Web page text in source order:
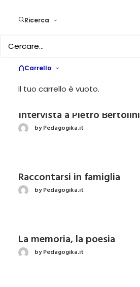
Ricerca
Carrello
Il tuo carrello è vuoto.
Editoriale
by Pedagogika.it
Intervista a Pietro Bertolini
by Pedagogika.it
Raccontarsi in famiglia
by Pedagogika.it
La memoria, la poesia
by Pedagogika.it